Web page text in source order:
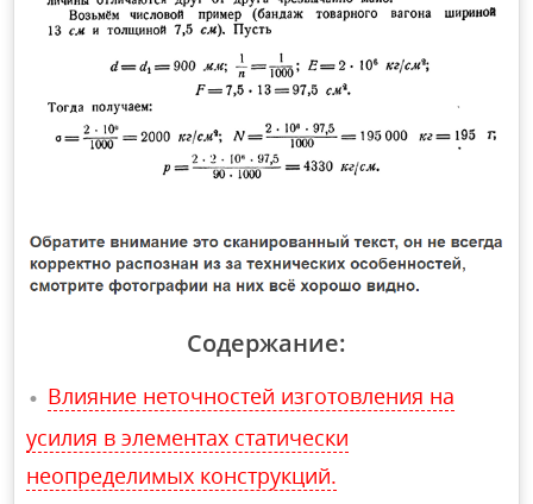
Содержание:
Влияние неточностей изготовления на
усилия в элементах статически
неопределимых конструкций.